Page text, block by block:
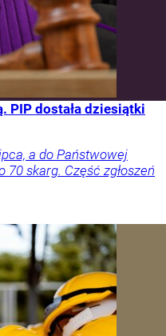
PIP dostała dziesiątki
a do Państwowej
70 skarg. Część zgłoszeń